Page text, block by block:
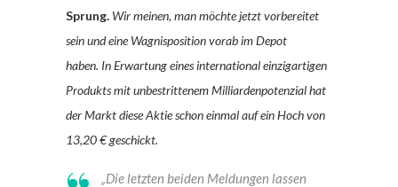
Sprung. Wir meinen, man möchte jetzt vorbereitet
sein und eine Wagnisposition vorab im Depot
haben. In Erwartung eines international einzigartigen
Produkts mit unbestrittenem Milliardenpotenzial hat
der Markt diese Aktie schon einmal auf ein Hoch von
13,20 € geschickt.
„Die letzten beiden Meldungen lassen